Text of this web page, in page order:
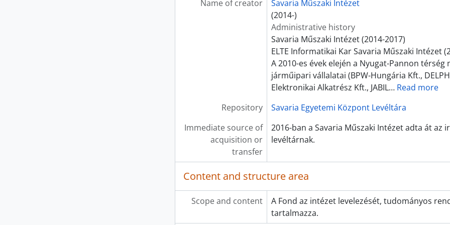
Name of creator
Savaria Műszaki Intézet
(2014-)
Administrative history
Savaria Műszaki Intézet (2014-2017)
ELTE Informatikai Kar Savaria Műszaki Intézet
A 2010-es évek elején a Nyugat-Pannon térség
járműipari vállalatai (BPW-Hungária Kft.,
Elektronikai Alkatrész Kft., JABIL… Read more
Repository
Savaria Egyetemi Központ Levéltára
Immediate source of
acquisition or
transfer
2016-ban a Savaria Műszaki Intézet adta át az
levéltárnak.
Content and structure area
Scope and content
A Fond az intézet levelezését, tudományos
tartalmazza.